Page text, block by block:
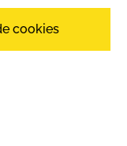
cookies